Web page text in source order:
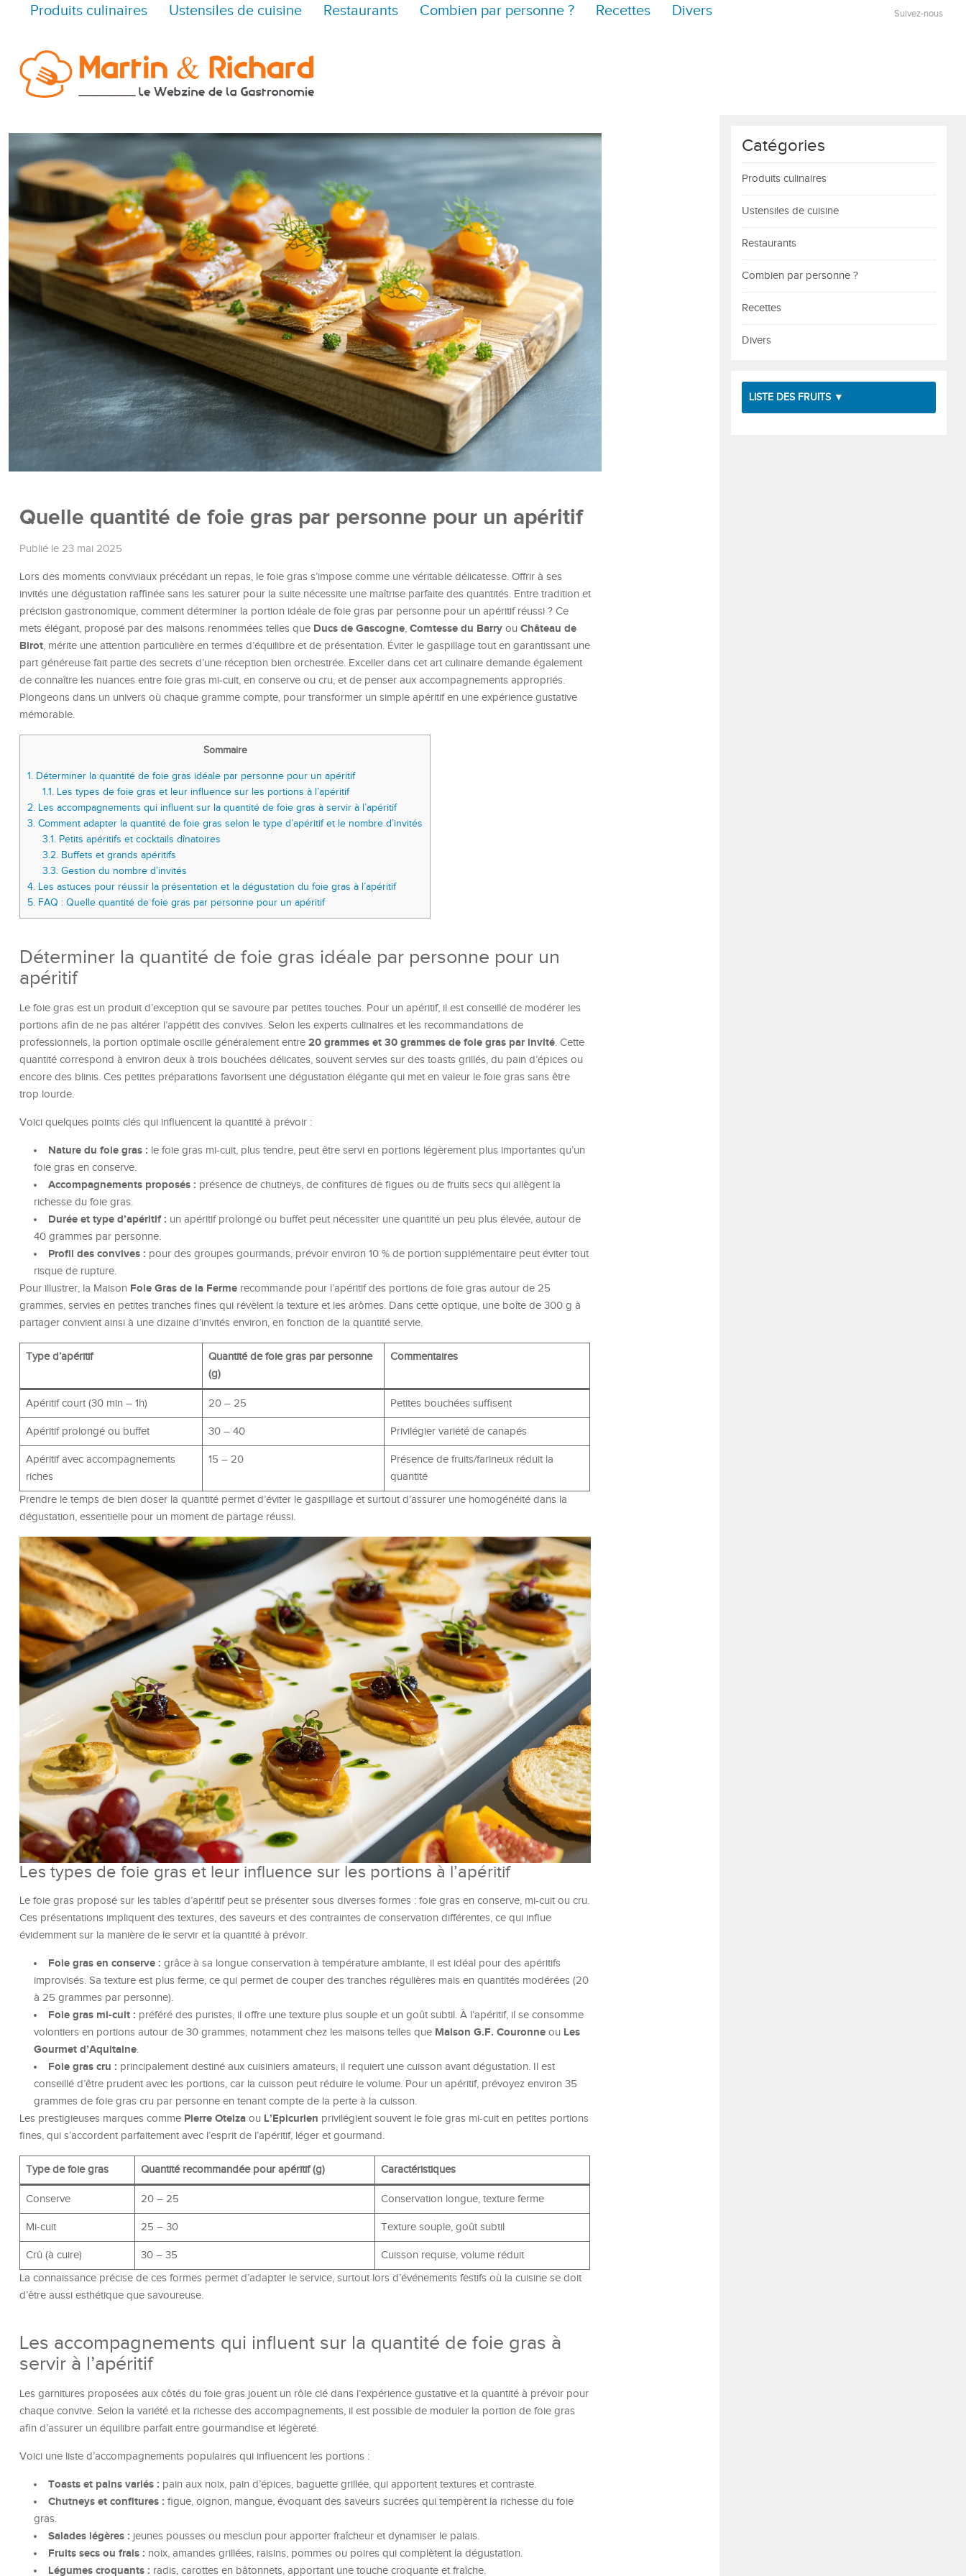
Produits culinaires Ustensiles de cuisine Restaurants Combien par personne ? Recettes Divers Suivez-nous
Quelle quantité de foie gras par personne pour un apéritif
Publié le 23 mai 2025
Lors des moments conviviaux précédant un repas, le foie gras s’impose comme une véritable délicatesse. Offrir à ses
invités une dégustation raffinée sans les saturer pour la suite nécessite une maîtrise parfaite des quantités. Entre tradition et
précision gastronomique, comment déterminer la portion idéale de foie gras par personne pour un apéritif réussi ? Ce
mets élégant, proposé par des maisons renommées telles que Ducs de Gascogne, Comtesse du Barry ou Château de
Birot, mérite une attention particulière en termes d’équilibre et de présentation. Éviter le gaspillage tout en garantissant une
part généreuse fait partie des secrets d’une réception bien orchestrée. Exceller dans cet art culinaire demande également
de connaître les nuances entre foie gras mi-cuit, en conserve ou cru, et de penser aux accompagnements appropriés.
Plongeons dans un univers où chaque gramme compte, pour transformer un simple apéritif en une expérience gustative
mémorable.
Sommaire
1. Déterminer la quantité de foie gras idéale par personne pour un apéritif
1.1. Les types de foie gras et leur influence sur les portions à l’apéritif
2. Les accompagnements qui influent sur la quantité de foie gras à servir à l’apéritif
3. Comment adapter la quantité de foie gras selon le type d’apéritif et le nombre d’invités
3.1. Petits apéritifs et cocktails dînatoires
3.2. Buffets et grands apéritifs
3.3. Gestion du nombre d’invités
4. Les astuces pour réussir la présentation et la dégustation du foie gras à l’apéritif
5. FAQ : Quelle quantité de foie gras par personne pour un apéritif
Déterminer la quantité de foie gras idéale par personne pour un
apéritif
Le foie gras est un produit d’exception qui se savoure par petites touches. Pour un apéritif, il est conseillé de modérer les
portions afin de ne pas altérer l’appétit des convives. Selon les experts culinaires et les recommandations de
professionnels, la portion optimale oscille généralement entre 20 grammes et 30 grammes de foie gras par invité. Cette
quantité correspond à environ deux à trois bouchées délicates, souvent servies sur des toasts grillés, du pain d’épices ou
encore des blinis. Ces petites préparations favorisent une dégustation élégante qui met en valeur le foie gras sans être
trop lourde.
Voici quelques points clés qui influencent la quantité à prévoir :
Nature du foie gras : le foie gras mi-cuit, plus tendre, peut être servi en portions légèrement plus importantes qu’un
foie gras en conserve.
Accompagnements proposés : présence de chutneys, de confitures de figues ou de fruits secs qui allègent la
richesse du foie gras.
Durée et type d’apéritif : un apéritif prolongé ou buffet peut nécessiter une quantité un peu plus élevée, autour de
40 grammes par personne.
Profil des convives : pour des groupes gourmands, prévoir environ 10 % de portion supplémentaire peut éviter tout
risque de rupture.
Pour illustrer, la Maison Foie Gras de la Ferme recommande pour l’apéritif des portions de foie gras autour de 25
grammes, servies en petites tranches fines qui révèlent la texture et les arômes. Dans cette optique, une boîte de 300 g à
partager convient ainsi à une dizaine d’invités environ, en fonction de la quantité servie.
Type d’apéritif
Quantité de foie gras par personne
(g)
Commentaires
Apéritif court (30 min – 1h) 20 – 25 Petites bouchées suffisent
Apéritif prolongé ou buffet 30 – 40 Privilégier variété de canapés
Apéritif avec accompagnements
riches
15 – 20
Présence de fruits/farineux réduit la
quantité
Prendre le temps de bien doser la quantité permet d’éviter le gaspillage et surtout d’assurer une homogénéité dans la
dégustation, essentielle pour un moment de partage réussi.
Les types de foie gras et leur influence sur les portions à l’apéritif
Le foie gras proposé sur les tables d’apéritif peut se présenter sous diverses formes : foie gras en conserve, mi-cuit ou cru.
Ces présentations impliquent des textures, des saveurs et des contraintes de conservation différentes, ce qui influe
évidemment sur la manière de le servir et la quantité à prévoir.
Foie gras en conserve : grâce à sa longue conservation à température ambiante, il est idéal pour des apéritifs
improvisés. Sa texture est plus ferme, ce qui permet de couper des tranches régulières mais en quantités modérées (20
à 25 grammes par personne).
Foie gras mi-cuit : préféré des puristes, il offre une texture plus souple et un goût subtil. À l’apéritif, il se consomme
volontiers en portions autour de 30 grammes, notamment chez les maisons telles que Maison G.F. Couronne ou Les
Gourmet d’Aquitaine.
Foie gras cru : principalement destiné aux cuisiniers amateurs, il requiert une cuisson avant dégustation. Il est
conseillé d’être prudent avec les portions, car la cuisson peut réduire le volume. Pour un apéritif, prévoyez environ 35
grammes de foie gras cru par personne en tenant compte de la perte à la cuisson.
Les prestigieuses marques comme Pierre Oteiza ou L’Epicurien privilégient souvent le foie gras mi-cuit en petites portions
fines, qui s’accordent parfaitement avec l’esprit de l’apéritif, léger et gourmand.
Type de foie gras Quantité recommandée pour apéritif (g) Caractéristiques
Conserve 20 – 25 Conservation longue, texture ferme
Mi-cuit 25 – 30 Texture souple, goût subtil
Crû (à cuire) 30 – 35
Cuisson requise, volume réduit
La connaissance précise de ces formes permet d’adapter le service, surtout lors d’événements festifs où la cuisine se doit
d’être aussi esthétique que savoureuse.
Les accompagnements qui influent sur la quantité de foie gras à
servir à l’apéritif
Les garnitures proposées aux côtés du foie gras jouent un rôle clé dans l’expérience gustative et la quantité à prévoir pour
chaque convive. Selon la variété et la richesse des accompagnements, il est possible de moduler la portion de foie gras
afin d’assurer un équilibre parfait entre gourmandise et légèreté.
Voici une liste d’accompagnements populaires qui influencent les portions :
Toasts et pains variés : pain aux noix, pain d’épices, baguette grillée, qui apportent textures et contraste.
Chutneys et confitures : figue, oignon, mangue, évoquant des saveurs sucrées qui tempèrent la richesse du foie
gras.
Salades légères : jeunes pousses ou mesclun pour apporter fraîcheur et dynamiser le palais.
Fruits secs ou frais : noix, amandes grillées, raisins, pommes ou poires qui complètent la dégustation.
Légumes croquants : radis, carottes en bâtonnets, apportant une touche croquante et fraîche.
Catégories
Produits culinaires
Ustensiles de cuisine
Restaurants
Combien par personne ?
Recettes
Divers
LISTE DES FRUITS ▼